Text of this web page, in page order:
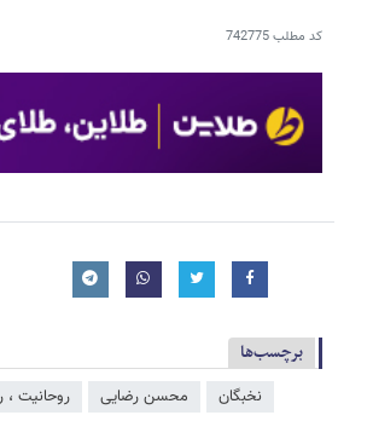
کد مطلب742775
برچسب‌ها
نخبگان محسن رضایی روحانیت ،